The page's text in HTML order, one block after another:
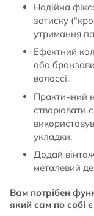
Надійна
затиску
утримання
Ефектний
або
волоссі.
Практичний
створювати
укладки.
Додай
металевий
Вам потрібен
який сам по собі